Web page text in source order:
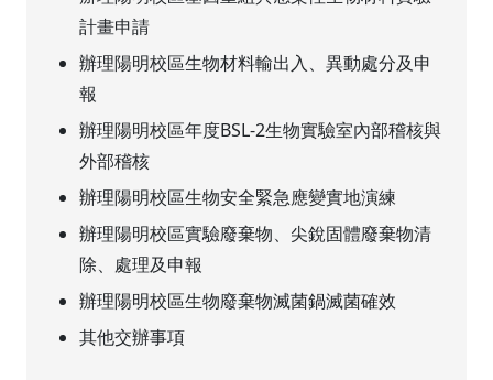
計畫申請
辦理陽明校區生物材料輸出入、異動處分及申
報
辦理陽明校區年度BSL-2生物實驗室內部稽核與
外部稽核
辦理陽明校區生物安全緊急應變實地演練
辦理陽明校區實驗廢棄物、尖銳固體廢棄物清
除、處理及申報
辦理陽明校區生物廢棄物滅菌鍋滅菌確效
其他交辦事項